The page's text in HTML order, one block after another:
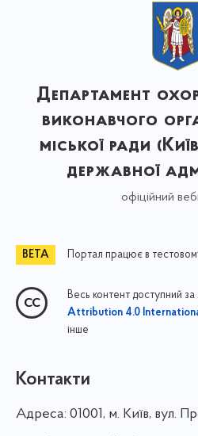
Департамент
виконавчого
міської ради
державної
офіційний
Портал працює в
Весь контент доступний за
Attribution 4.0
інше
Контакти
Адреса: 01001, м. Київ, вул.